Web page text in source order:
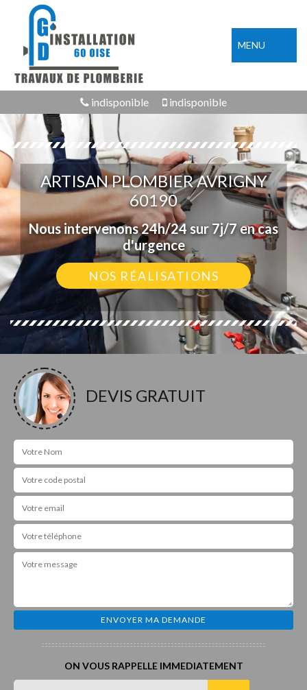
MENU
indisponible indisponible
ARTISAN PLOMBIER AVRIGNY
60190
Nous intervenons 24h/24 sur 7j/7 en cas
d'urgence
NOS RÉALISATIONS
DEVIS GRATUIT
ON VOUS RAPPELLE IMMEDIATEMENT